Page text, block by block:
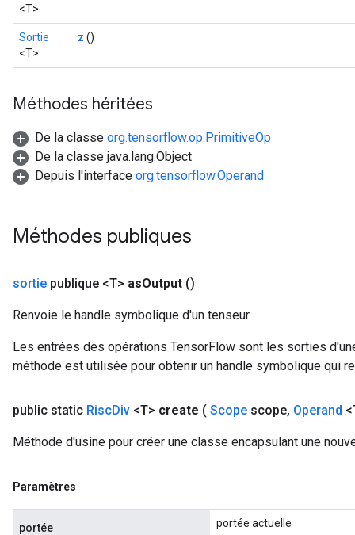
<T>
Sortie
<T>
z ()
Méthodes héritées
De la classe org.tensorflow.op.PrimitiveOp
De la classe java.lang.Object
Depuis l'interface org.tensorflow.Operand
Méthodes publiques
sortie publique <T> asOutput ()
Renvoie le handle symbolique d'un tenseur.
Les entrées des opérations TensorFlow sont les sorties
méthode est utilisée pour obtenir un handle symbolique qui
public static RiscDiv <T> create ( Scope scope, Operand
Méthode d'usine pour créer une classe encapsulant une
Paramètres
portée portée actuelle